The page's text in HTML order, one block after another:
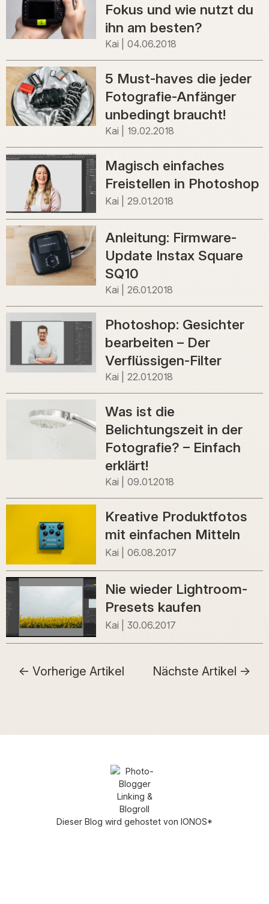
Fokus und wie nutzt du
ihn am besten?
Kai 04.06.2018
5 Must-haves die jeder
Fotografie-Anfänger
unbedingt braucht!
Kai 19.02.2018
Magisch einfaches
Freistellen in Photoshop
Kai 29.01.2018
Anleitung: Firmware-
Update Instax Square
SQ10
Kai 26.01.2018
Photoshop: Gesichter
bearbeiten – Der
Verflüssigen-Filter
Kai 22.01.2018
Was ist die
Belichtungszeit in der
Fotografie? – Einfach
erklärt!
Kai 09.01.2018
Kreative Produktfotos
mit einfachen Mitteln
Kai 06.08.2017
Nie wieder Lightroom-
Presets kaufen
Kai 30.06.2017
Vorherige Artikel Nächste Artikel
Dieser Blog wird gehostet von IONOS*